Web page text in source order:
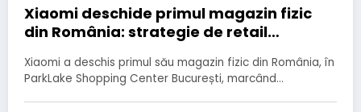
Xiaomi deschide primul magazin fizic
din România: strategie de retail
Xiaomi a deschis primul său magazin fizic din România, în
ParkLake Shopping Center București, marcând…